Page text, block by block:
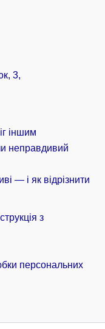
3,
іншим
неправдивий
— і як відрізнити
з
персональних